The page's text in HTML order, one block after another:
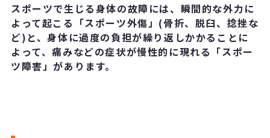
スポーツで生じる身体の故障には、瞬間的な外力に
よって起こる「スポーツ外傷」(骨折、脱臼、捻挫な
ど)と、身体に過度の負担が繰り返しかかることに
よって、痛みなどの症状が慢性的に現れる「スポー
ツ障害」があります。